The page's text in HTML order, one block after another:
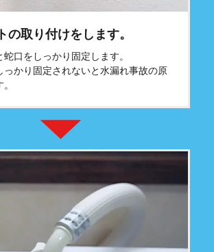
の取り付けをします。
口をしっかり固定します。
っかり固定されないと水漏れ事故の原